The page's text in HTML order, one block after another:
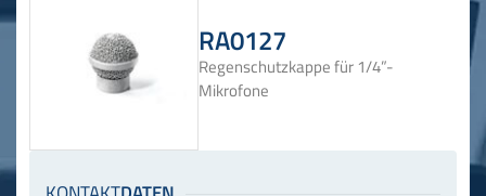
RA0127
Regenschutzkappe für 1/4”-
Mikrofone